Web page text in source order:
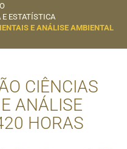
ESTATÍSTICA
E ANÁLISE AMBIENTAL
CIÊNCIAS
ANÁLISE
HORAS